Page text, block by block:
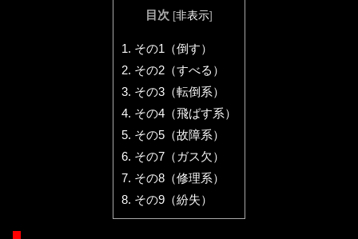
目次 [非表示]
1. その1（倒す）
2. その2（すべる）
3. その3（転倒系）
4. その4（飛ばす系）
5. その5（故障系）
6. その7（ガス欠）
7. その8（修理系）
8. その9（紛失）